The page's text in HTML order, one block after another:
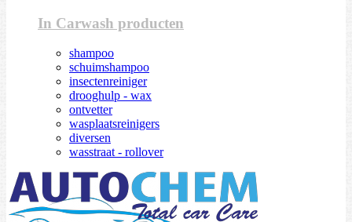
In Carwash producten
shampoo
schuimshampoo
insectenreiniger
drooghulp - wax
ontvetter
wasplaatsreinigers
diversen
wasstraat - rollover